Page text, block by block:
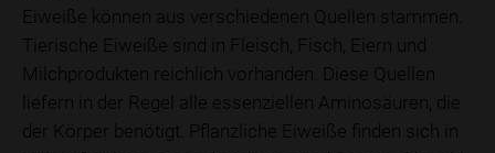
Eiweiße können aus verschiedenen Quellen stammen.
Tierische Eiweiße sind in Fleisch, Fisch, Eiern und
Milchprodukten reichlich vorhanden. Diese Quellen
liefern in der Regel alle essenziellen Aminosäuren, die
der Körper benötigt. Pflanzliche Eiweiße finden sich in